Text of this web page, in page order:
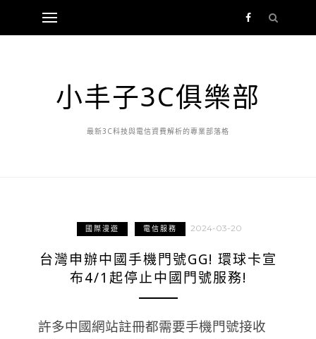
小丰子3C俱樂部
最新3C科技與電信資費解析的專業部落格
國際漫遊 電信服務 2024-03-20
台灣申辦中國手機門號GG! 環球卡宣
布4/1起停止中國門號服務!
許多中國網站註冊都需要手機門號接收